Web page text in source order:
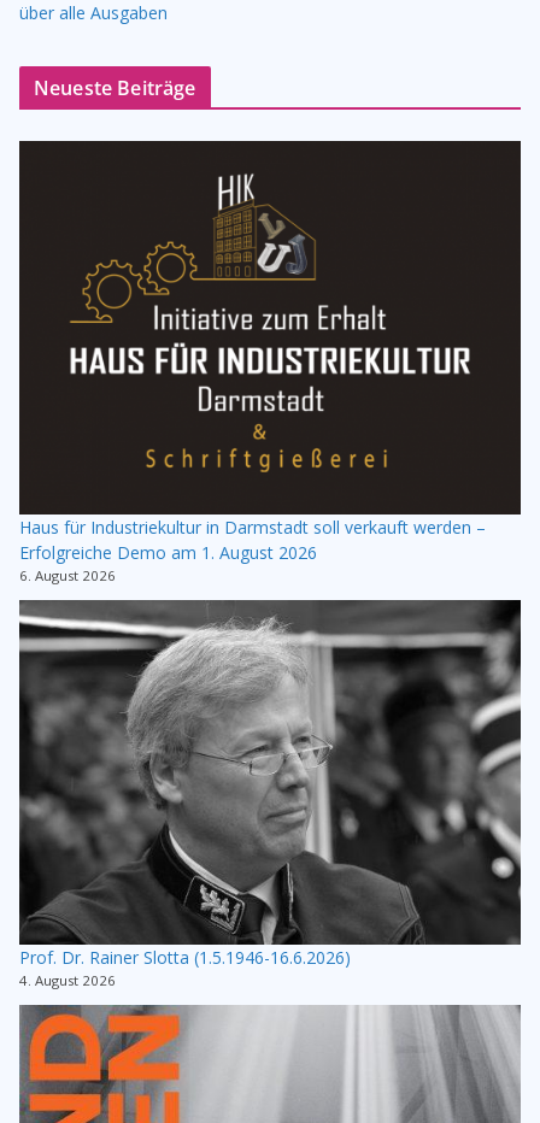
über alle Ausgaben
Neueste Beiträge
Haus für Industriekultur in Darmstadt soll verkauft werden –
Erfolgreiche Demo am 1. August 2026
6. August 2026
Prof. Dr. Rainer Slotta (1.5.1946-16.6.2026)
4. August 2026